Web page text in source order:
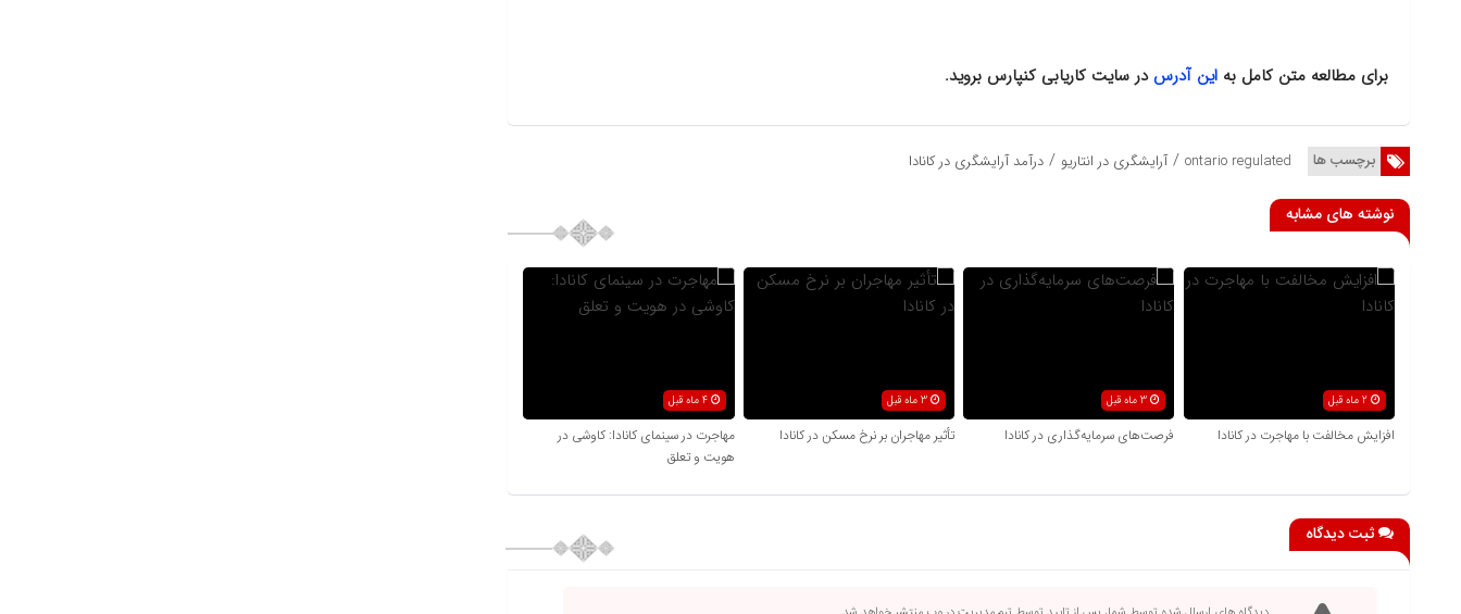
برای مطالعه متن کامل به این آدرسدر سایت کاریابی کنپارس بروید.
برچسب ها ontario regulated
/ آرایشگری در انتاریو / درآمد آرایشگری در کانادا
نوشته های مشابه
2 ماه قبل
افزایش مخالفت با مهاجرت در کانادا
3 ماه قبل
فرصت‌های سرمایه‌گذاری در کانادا
3 ماه قبل
تأثیر مهاجران بر نرخ مسکن در کانادا
4 ماه قبل
مهاجرت در سینمای کانادا: کاوشی در
هویت و تعلق
ثبت دیدگاه